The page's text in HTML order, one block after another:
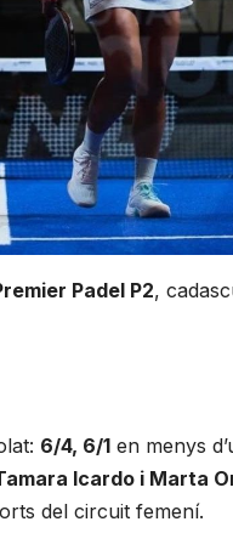
Padel P2,
6/4, 6/1 en menys
Icardo i Marta
del circuit femení.